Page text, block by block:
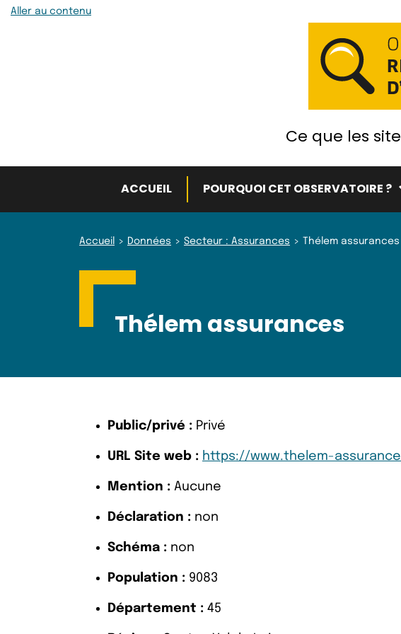
Aller au contenu
Ce que les
ACCUEIL POURQUOI CET OBSERVATOIRE ?
Accueil Données Secteur : Assurances Thélem assurances
Thélem assurances
Public/privé : Privé
URL Site web : https://www.thelem-
Mention : Aucune
Déclaration : non
Schéma : non
Population : 9083
Département : 45